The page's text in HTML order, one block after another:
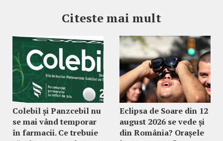
Citeste mai mult
Colebil și Panzcebil nu
se mai vând temporar
în farmacii. Ce trebuie
Eclipsa de Soare din 12
august 2026 se vede și
din România? Orașele